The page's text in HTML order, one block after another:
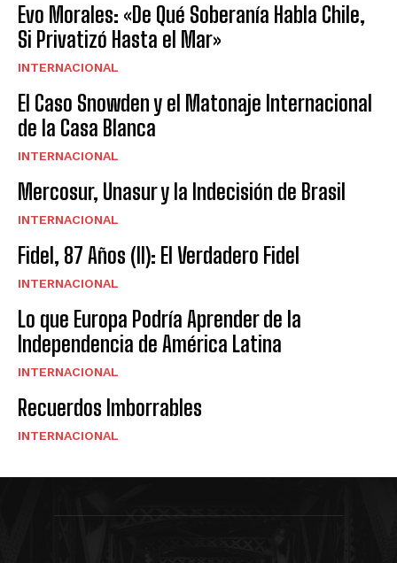
Evo Morales: «De Qué Soberanía Habla Chile,
Si Privatizó Hasta el Mar»
INTERNACIONAL
El Caso Snowden y el Matonaje Internacional
de la Casa Blanca
INTERNACIONAL
Mercosur, Unasur y la Indecisión de Brasil
INTERNACIONAL
Fidel, 87 Años (II): El Verdadero Fidel
INTERNACIONAL
Lo que Europa Podría Aprender de la
Independencia de América Latina
INTERNACIONAL
Recuerdos Imborrables
INTERNACIONAL